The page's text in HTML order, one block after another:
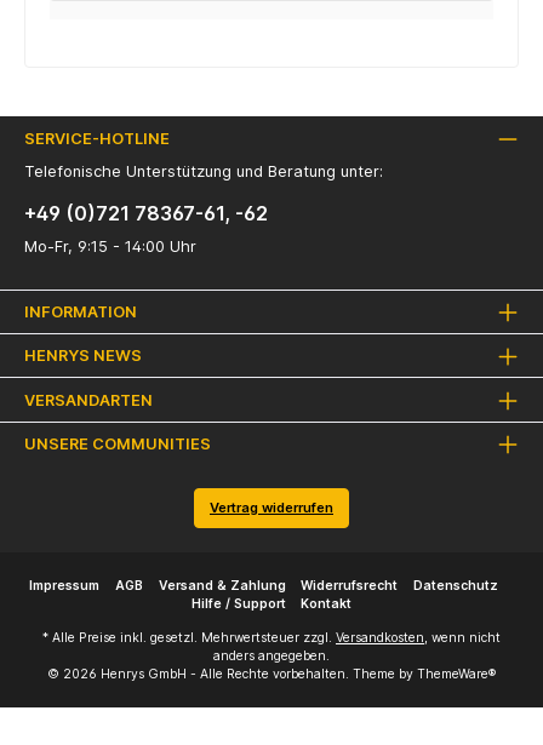
SERVICE-HOTLINE
Telefonische Unterstützung und Beratung unter:
+49 (0)721 78367-61, -62
Mo-Fr, 9:15 - 14:00 Uhr
INFORMATION
HENRYS NEWS
VERSANDARTEN
UNSERE COMMUNITIES
Vertrag widerrufen
Impressum AGB Versand & Zahlung Widerrufsrecht
Datenschutz
Hilfe / Support
Kontakt
* Alle Preise inkl. gesetzl. Mehrwertsteuer zzgl. Versandkosten, wenn nicht
anders angegeben.
© 2026 Henrys GmbH - Alle Rechte vorbehalten. Theme by ThemeWare®